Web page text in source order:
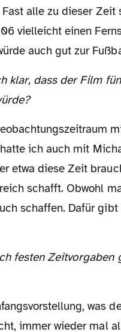
alle zu dieser
vielleicht einen
auch gut zur
ich auch mit
etwa diese Zeit
schafft. Obwohl
schaffen. Dafür
was
immer wieder mal